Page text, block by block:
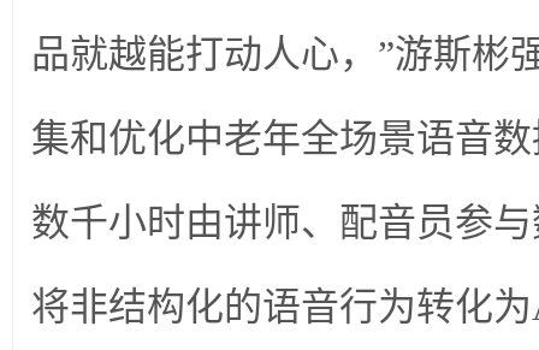
品就越能打动人心，”游斯彬
集和优化中老年全场景语音
数千小时由讲师、配音员参
将非结构化的语音行为转化